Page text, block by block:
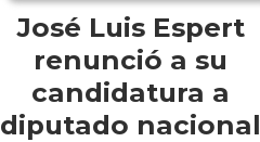
José Luis Espert
renunció a su
candidatura a
diputado nacional